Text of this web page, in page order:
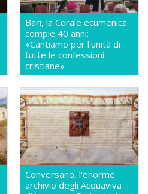
Bari, la Corale ecumenica
compie 40 anni:
«Cantiamo per l'unità di
tutte le confessioni
cristiane»
Conversano, l'enorme
archivio degli Acquaviva